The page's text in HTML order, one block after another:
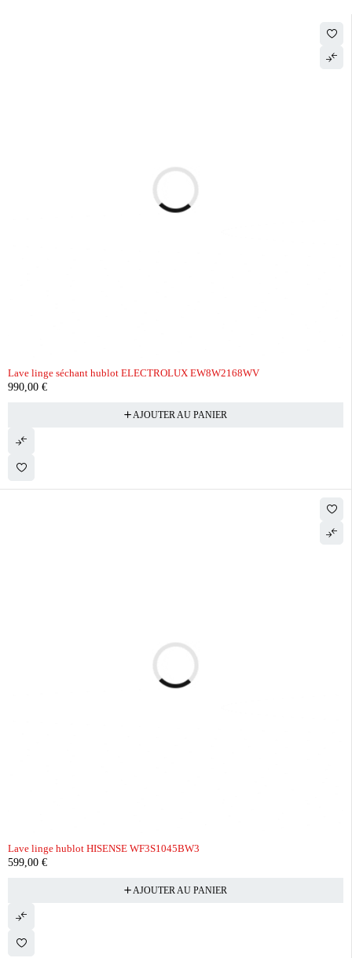
Lave linge séchant hublot ELECTROLUX EW8W2168WV
990,00 €
AJOUTER AU PANIER
Lave linge hublot HISENSE WF3S1045BW3
599,00 €
AJOUTER AU PANIER